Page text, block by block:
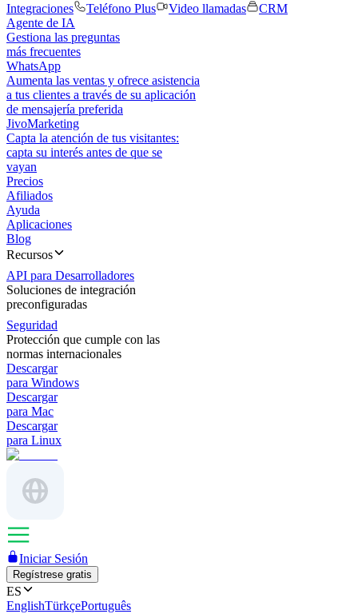
Integraciones
Teléfono Plus Video llamadas
CRM
Agente de IA
Gestiona las preguntas
más frecuentes
WhatsApp
Aumenta las ventas y ofrece asistencia
a tus clientes a través de su aplicación
de mensajería preferida
JivoMarketing
Capta la atención de tus visitantes:
capta su interés antes de que se
vayan
Precios
Afiliados
Ayuda
Aplicaciones
Blog
Recursos
API para Desarrolladores
Soluciones de integración
preconfiguradas
Seguridad
Protección que cumple con las
normas internacionales
Descargar
para Windows
Descargar
para Mac
Descargar
para Linux
Iniciar Sesión
Regístrese gratis
ES
EnglishTürkçePortuguês